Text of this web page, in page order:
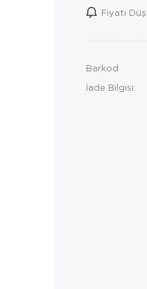
Fiyatı
Barkod
İade Bilgisi: